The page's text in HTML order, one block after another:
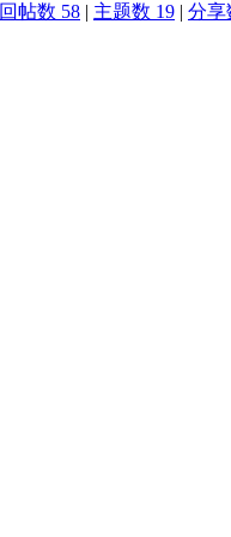
回帖数 58 | 主题数 19 | 分享